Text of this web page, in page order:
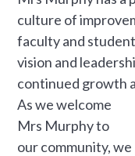
culture of
faculty and
vision and
continued growth
As we welcome
Mrs Murphy to
our community, we